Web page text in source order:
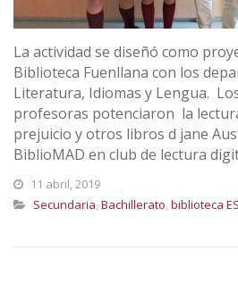
La actividad se diseñó como
Biblioteca Fuenllana con los
Literatura, Idiomas y Lengua.
profesoras potenciaron la
prejuicio y otros libros d jane
BiblioMAD en club de lectura
11 abril, 2019
Secundaria, Bachillerato, biblioteca